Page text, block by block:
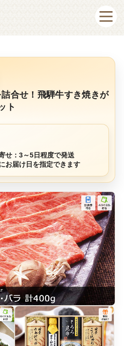
合せ！飛騨牛すき焼きが
ト
せ：3～5日程度で発送
お届け日を指定できます